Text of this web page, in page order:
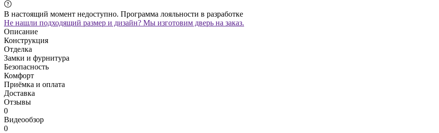
В настоящий момент недоступно. Программа лояльности в разработке
Не нашли подходящий размер и дизайн? Мы изготовим дверь на заказ.
Описание
Конструкция
Отделка
Замки и фурнитура
Безопасность
Комфорт
Приёмка и оплата
Доставка
Отзывы
0
Видеообзор
0